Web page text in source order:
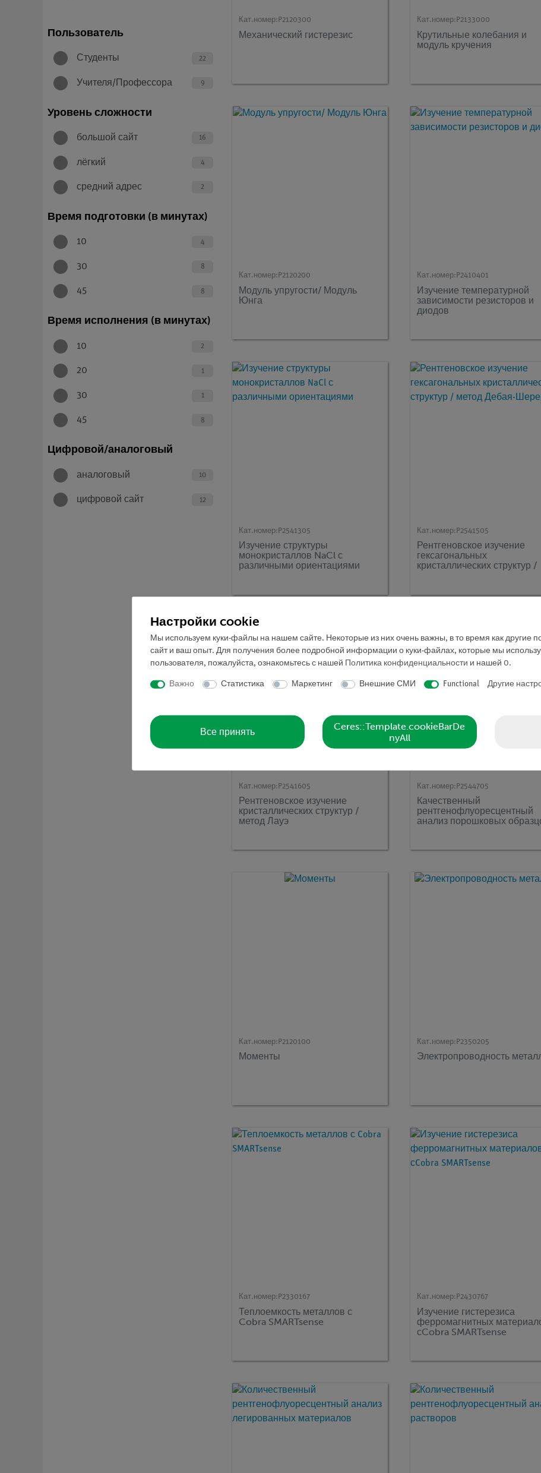
Пользователь
Студенты 22
Учителя/Профессора 9
Уровень сложности
большой сайт 16
лёгкий 4
средний адрес 2
Время подготовки (в минутах)
10 4
30 8
45 8
Время исполнения (в минутах)
10 2
20 1
30 1
45 8
Цифровой/аналоговый
аналоговый 10
цифровой сайт 12
Кат.номер: P2120300
Механический гистерезис
Кат.номер: P2133000
Крутильные колебания и
модуль кручения
Кат.номер: P2120200
Модуль упругости/ Модуль
Юнга
Кат.номер: P2410401
Изучение температурной
зависимости резисторов и
диодов
Кат.номер: P2541305
Изучение структуры
монокристаллов NaCl с
различными ориентациями
Кат.номер: P2541505
Рентгеновское изучение
гексагональных
кристаллических структур /
Кат.номер: P2541605
Рентгеновское изучение
кристаллических структур /
метод Лауэ
Кат.номер: P2544705
Качественный
рентгенофлуоресцентный
анализ порошковых
Кат.номер: P2120100
Моменты
Кат.номер: P2350205
Электропроводность
Кат.номер: P2330167
Теплоемкость металлов с
Cobra SMARTsense
Кат.номер: P2430767
Изучение гистерезиса
ферромагнитных
сCobra SMARTsense
Настройки cookie
Мы используем куки-файлы на нашем сайте. Некоторые из них очень важны, в то время как другие
сайт и ваш опыт. Для получения более подробной информации о куки-файлах, которые мы
пользователя, пожалуйста, ознакомьтесь с нашей
Политика конфиденциальности и нашей 0.
Важно Статистика Маркетинг Внешние СМИ Functional Другие
Все принять
Ceres::Template.cookieBarDe
nyAll